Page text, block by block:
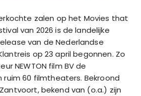
zalen op het Movies that
van 2026 is de landelijke
van de Nederlandse
op 23 april begonnen. Zo
NEWTON film BV de
60 filmtheaters. Bekroond
bekend van (o.a.) zijn